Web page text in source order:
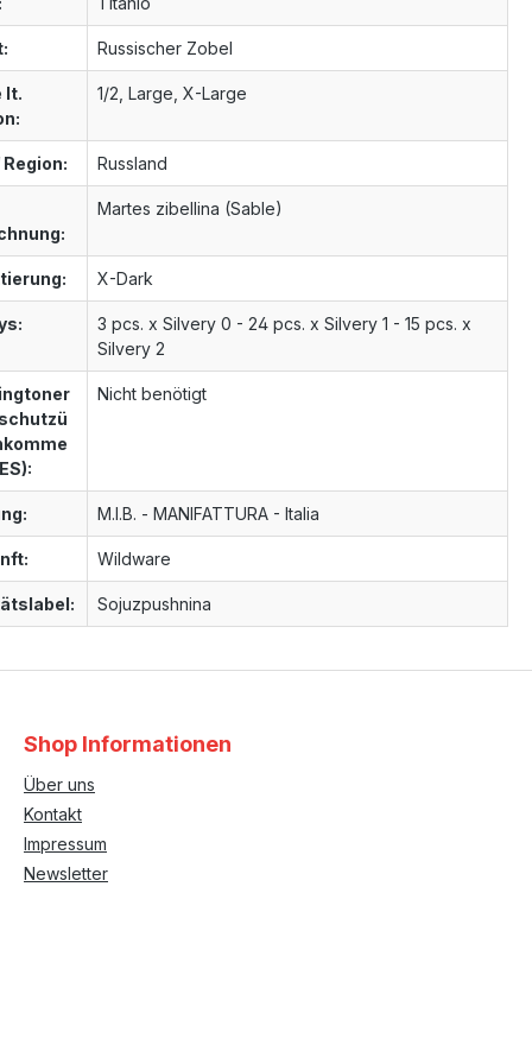
Russischer Zobel
lt.
1/2, Large, X-Large
Region: Russland
Martes zibellina (Sable)
X-Dark
3 pcs. x Silvery 0 - 24 pcs. x Silvery 1 - 15 pcs. x
Silvery 2
Nicht benötigt
M.I.B. - MANIFATTURA - Italia
Wildware
Sojuzpushnina
Shop Informationen
Über uns
Kontakt
Impressum
Newsletter